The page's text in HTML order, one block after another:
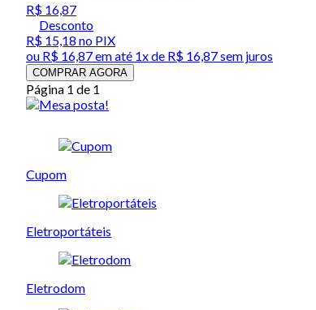
R$ 16,87
Desconto
R$ 15,18 no PIX
ou R$ 16,87em até 1x de R$ 16,87sem juros
COMPRAR AGORA
Página 1 de 1
Cupom
Eletroportáteis
Eletrodom